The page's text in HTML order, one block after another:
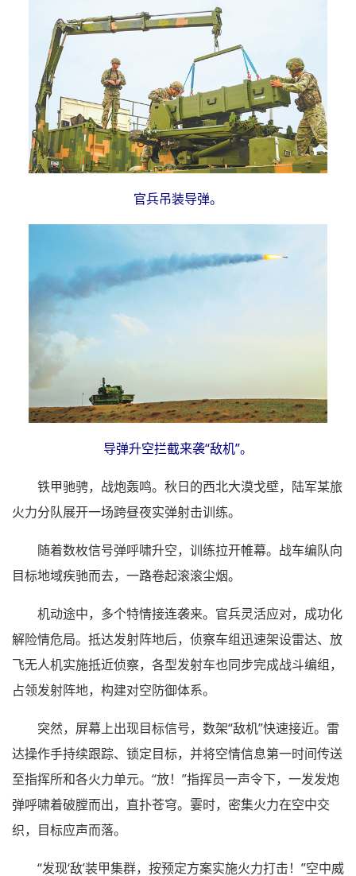
官兵吊装导弹。
导弹升空拦截来袭“敌机”。
铁甲驰骋，战炮轰鸣。秋日的西北大漠戈壁，陆军某旅
火力分队展开一场跨昼夜实弹射击训练。
随着数枚信号弹呼啸升空，训练拉开帷幕。战车编队向
目标地域疾驰而去，一路卷起滚滚尘烟。
机动途中，多个特情接连袭来。官兵灵活应对，成功化
解险情危局。抵达发射阵地后，侦察车组迅速架设雷达、放
飞无人机实施抵近侦察，各型发射车也同步完成战斗编组，
占领发射阵地，构建对空防御体系。
突然，屏幕上出现目标信号，数架“敌机”快速接近。雷
达操作手持续跟踪、锁定目标，并将空情信息第一时间传送
至指挥所和各火力单元。“放！”指挥员一声令下，一发发炮
弹呼啸着破膛而出，直扑苍穹。霎时，密集火力在空中交
织，目标应声而落。
“发现‘敌’装甲集群，按预定方案实施火力打击！”空中威